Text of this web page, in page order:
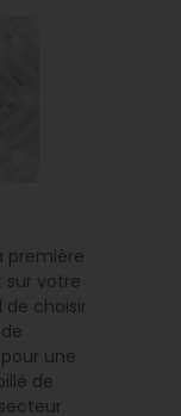
première
sur votre
de choisir
une
de